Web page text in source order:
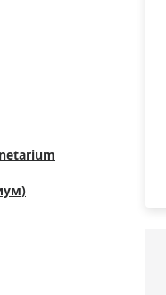
питания, карты памяти